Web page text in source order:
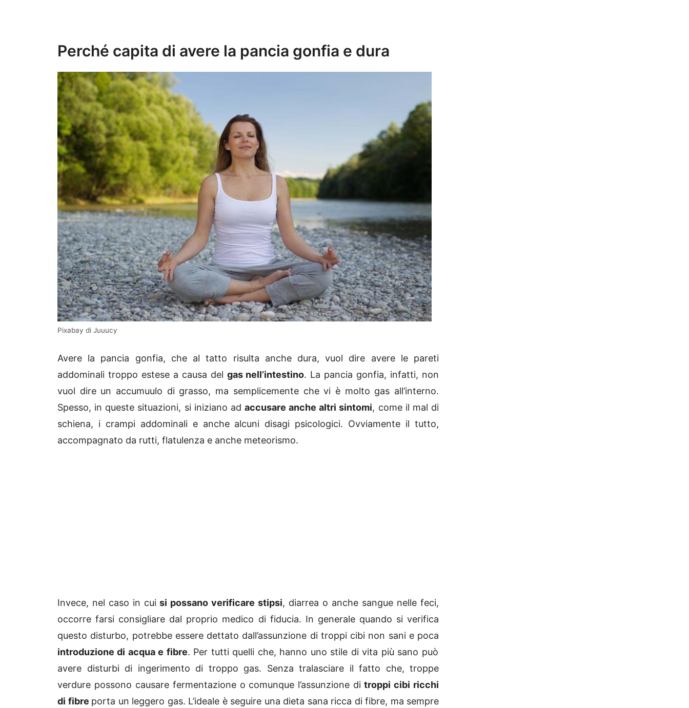
Perché capita di avere la pancia gonfia e dura
Pixabay di Juuucy
Avere la pancia gonfia, che al tatto risulta anche dura, vuol dire avere le pareti
addominali troppo estese a causa del gas nell’intestino. La pancia gonfia, infatti, non
vuol dire un accumuulo di grasso, ma semplicemente che vi è molto gas all’interno.
Spesso, in queste situazioni, si iniziano ad accusare anche altri sintomi, come il mal di
schiena, i crampi addominali e anche alcuni disagi psicologici. Ovviamente il tutto,
accompagnato da rutti, flatulenza e anche meteorismo.
Invece, nel caso in cui si possano verificare stipsi, diarrea o anche sangue nelle feci,
occorre farsi consigliare dal proprio medico di fiducia. In generale quando si verifica
questo disturbo, potrebbe essere dettato dall’assunzione di troppi cibi non sani e poca
introduzione di acqua e fibre. Per tutti quelli che, hanno uno stile di vita più sano può
avere disturbi di ingerimento di troppo gas. Senza tralasciare il fatto che, troppe
verdure possono causare fermentazione o comunque l’assunzione di troppi cibi ricchi
di fibre porta un leggero gas. L’ideale è seguire una dieta sana ricca di fibre, ma sempre